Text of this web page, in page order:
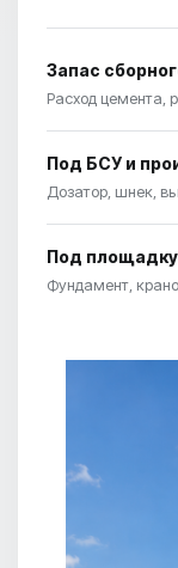
Запас
Расход цемента,
Под БСУ и
Дозатор, шнек,
Под
Фундамент,